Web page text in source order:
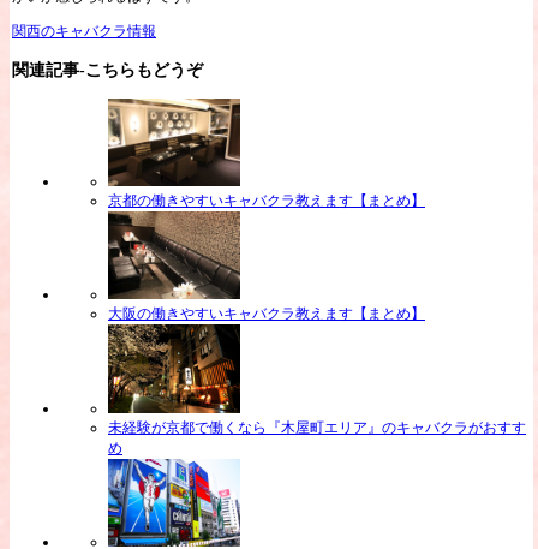
関西のキャバクラ情報
関連記事-こちらもどうぞ
京都の働きやすいキャバクラ教えます【まとめ】
大阪の働きやすいキャバクラ教えます【まとめ】
未経験が京都で働くなら『木屋町エリア』のキャバクラがおすす
め